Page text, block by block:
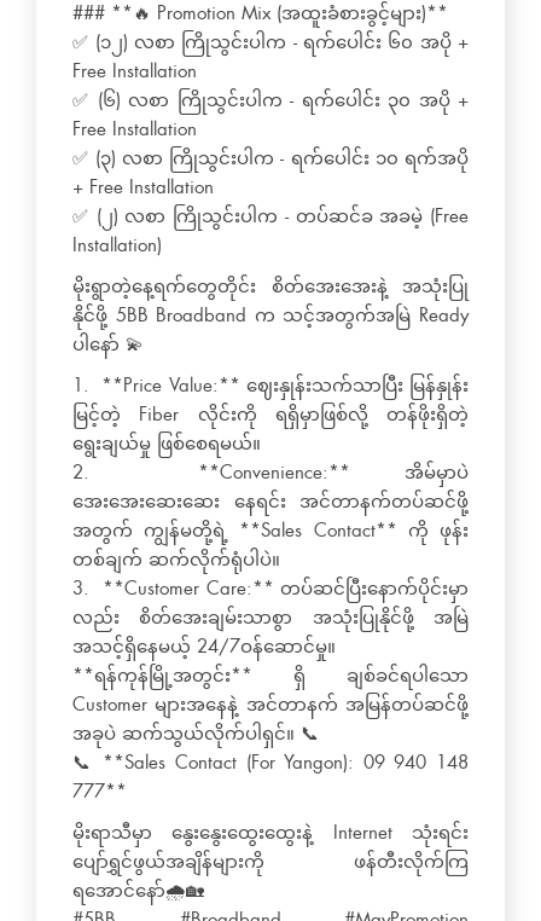
### **🔥 Promotion Mix (အထူးခံစားခွင့်များ)**
✅ (၁၂) လစာ ကြိုသွင်းပါက - ရက်ပေါင်း ၆၀ အပို +
Free Installation
✅ (၆) လစာ ကြိုသွင်းပါက - ရက်ပေါင်း ၃၀ အပို +
Free Installation
✅ (၃) လစာ ကြိုသွင်းပါက - ရက်ပေါင်း ၁၀ ရက်အပို
+ Free Installation
✅ (၂) လစာ ကြိုသွင်းပါက - တပ်ဆင်ခ အခမဲ့ (Free
Installation)
မိုးရွာတဲ့နေ့ရက်တွေတိုင်း စိတ်အေးအေးနဲ့ အသုံးပြု
နိုင်ဖို့ 5BB Broadband က သင့်အတွက်အမြဲ Ready
ပါနော် 💫
1. **Price Value:** ဈေးနှုန်းသက်သာပြီး မြန်နှုန်း
မြင့်တဲ့ Fiber လိုင်းကို ရရှိမှာဖြစ်လို့ တန်ဖိုးရှိတဲ့
ရွေးချယ်မှု ဖြစ်စေရမယ်။
2. **Convenience:** အိမ်မှာပဲ
အေးအေးဆေးဆေး နေရင်း အင်တာနက်တပ်ဆင်ဖို့
အတွက် ကျွန်မတို့ရဲ့ **Sales Contact** ကို ဖုန်း
တစ်ချက် ဆက်လိုက်ရုံပါပဲ။
3. **Customer Care:** တပ်ဆင်ပြီးနောက်ပိုင်းမှာ
လည်း စိတ်အေးချမ်းသာစွာ အသုံးပြုနိုင်ဖို့ အမြဲ
အသင့်ရှိနေမယ့် 24/7ဝန်ဆောင်မှု။
**ရန်ကုန်မြို့အတွင်း** ရှိ ချစ်ခင်ရပါသော
Customer များအနေနဲ့ အင်တာနက် အမြန်တပ်ဆင်ဖို့
အခုပဲ ဆက်သွယ်လိုက်ပါရှင်။ 📞
📞 **Sales Contact (For Yangon): 09 940 148
777**
မိုးရာသီမှာ နွေးနွေးထွေးထွေးနဲ့ Internet သုံးရင်း
ပျော်ရွှင်ဖွယ်အချိန်များကို ဖန်တီးလိုက်ကြ
ရအောင်‌နော်🌧️🏡